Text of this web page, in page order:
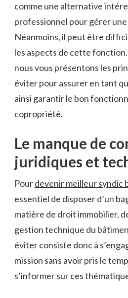
comme une alternative
professionnel pour gérer
Néanmoins, il peut être
les aspects de cette
nous vous présentons les
éviter pour assurer en tant
ainsi garantir le bon
copropriété.
Le manque de
juridiques et
Pourdevenir meilleur syndic
essentiel de disposer d’un
matière de droit immobilier,
gestion technique du
éviter consiste donc à
mission sans avoir pris le
s’informer sur ces